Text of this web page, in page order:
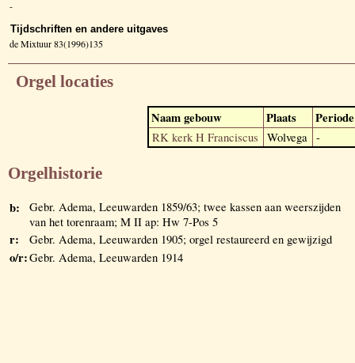
-
Tijdschriften en andere uitgaves
de Mixtuur 83(1996)135
Orgel locaties
Naam gebouw Plaats Periode
RK kerk H Franciscus Wolvega -
Orgelhistorie
b:
Gebr. Adema, Leeuwarden 1859/63; twee kassen aan weerszijden
van het torenraam; M II ap: Hw 7-Pos 5
r: Gebr. Adema, Leeuwarden 1905; orgel restaureerd en gewijzigd
o/r:Gebr. Adema, Leeuwarden 1914